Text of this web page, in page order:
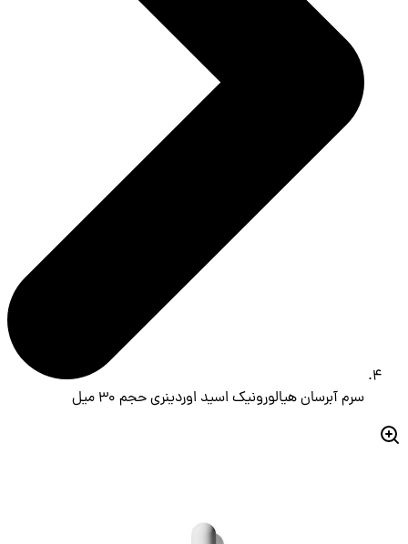
سرم آبرسان هیالورونیک اسید اوردینری حجم 30 میل